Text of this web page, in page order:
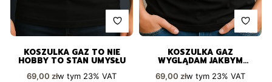
KOSZULKA GAZ TO NIE
HOBBY TO STAN UMYSŁU
Cena brutto
69,00 złw tym 23%VAT
KOSZULKA GAZ
WYGLĄDAM JAKBYM
SŁUCHAŁ
Cena brutto
69,00 złw tym 23% VAT